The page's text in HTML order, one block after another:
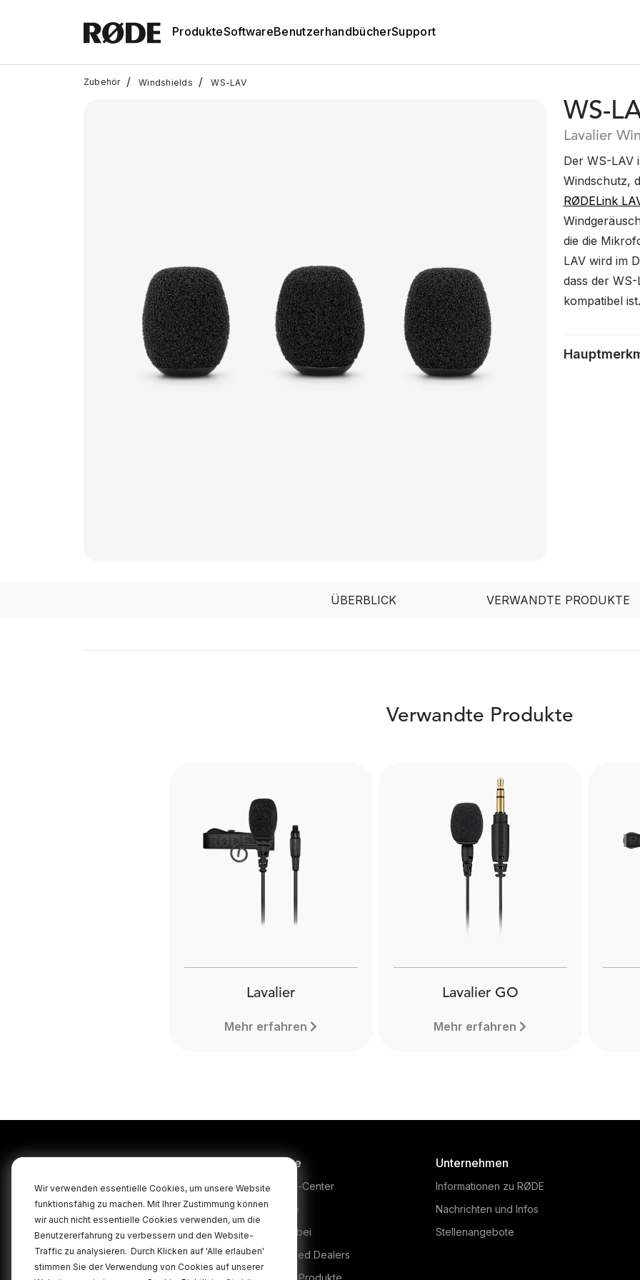
Wir verwenden essentielle Cookies, um unsere Website
funktionsfähig zu machen. Mit Ihrer Zustimmung können
wir auch nicht essentielle Cookies verwenden, um die
Benutzererfahrung zu verbessern und den Website-
Traffic zu analysieren. Durch Klicken auf 'Alle erlauben'
stimmen Sie der Verwendung von Cookies auf unserer
ProdukteSoftwareBenutzerhandbücherSupport
Zubehör / Windshields / WS-LAV
WS-
Lavalier
Der WS-LAV
Windschutz,
RØDELink
die die
LAV wird im
dass der
kompatibel ist.
ÜBERBLICK VERWANDTE PRODUKTE
Verwandte Produkte
Lavalier
Mehr erfahren
Lavalier GO
Mehr erfahren
Microphones
Headphones
Interfaces and Mixers
Accessories
Kits
Service
Support-Center
Garantie
Kaufen bei
Authorised Dealers
Legacy-Produkte
Unternehmen
Informationen zu RØDE
Nachrichten und Infos
Stellenangebote